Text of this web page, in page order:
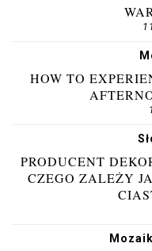
HOW TO
PRODUCENT
CZEGO ZALEŻY